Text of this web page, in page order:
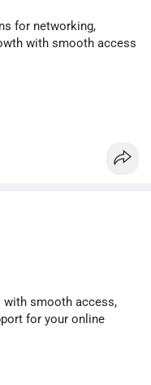
for networking,
with smooth access
with smooth access,
for your online